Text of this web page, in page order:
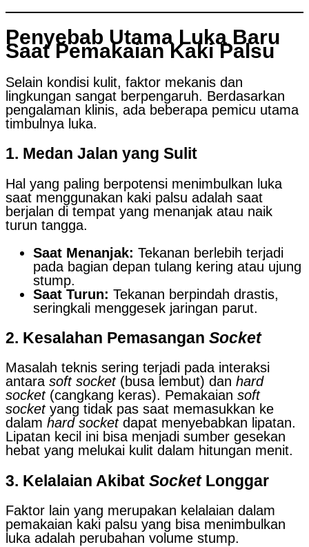
Penyebab Utama Luka Baru
Saat Pemakaian Kaki Palsu
Selain kondisi kulit, faktor mekanis dan
lingkungan sangat berpengaruh. Berdasarkan
pengalaman klinis, ada beberapa pemicu utama
timbulnya luka.
1. Medan Jalan yang Sulit
Hal yang paling berpotensi menimbulkan luka
saat menggunakan kaki palsu adalah saat
berjalan di tempat yang menanjak atau naik
turun tangga.
Saat Menanjak: Tekanan berlebih terjadi
pada bagian depan tulang kering atau ujung
stump.
Saat Turun: Tekanan berpindah drastis,
seringkali menggesek jaringan parut.
2. Kesalahan Pemasangan Socket
Masalah teknis sering terjadi pada interaksi
antara soft socket(busa lembut) dan hard
socket(cangkang keras). Pemakaian soft
socketyang tidak pas saat memasukkan ke
dalam hard socketdapat menyebabkan lipatan.
Lipatan kecil ini bisa menjadi sumber gesekan
hebat yang melukai kulit dalam hitungan menit.
3. Kelalaian Akibat SocketLonggar
Faktor lain yang merupakan kelalaian dalam
pemakaian kaki palsu yang bisa menimbulkan
luka adalah perubahan volume stump.